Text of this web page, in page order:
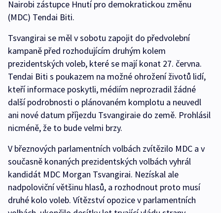
Nairobi zástupce Hnutí pro demokratickou změnu
(MDC) Tendai Biti.
Tsvangirai se měl v sobotu zapojit do předvolební
kampaně před rozhodujícím druhým kolem
prezidentských voleb, které se mají konat 27. června.
Tendai Biti s poukazem na možné ohrožení životů lidí,
kteří informace poskytli, médiím neprozradil žádné
další podrobnosti o plánovaném komplotu a neuvedl
ani nové datum příjezdu Tsvangiraie do země. Prohlásil
nicméně, že to bude velmi brzy.
V březnových parlamentních volbách zvítězilo MDC a v
současně konaných prezidentských volbách vyhrál
kandidát MDC Morgan Tsvangirai. Nezískal ale
nadpoloviční většinu hlasů, a rozhodnout proto musí
druhé kolo voleb. Vítězství opozice v parlamentních